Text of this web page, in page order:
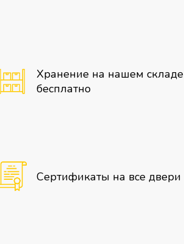
Хранение на нашем складе
бесплатно
Сертификаты на все двери